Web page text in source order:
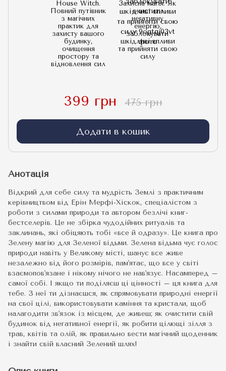
House Witch.
Повний путівник
з магічних
практик для
захисту вашого
будинку,
очищення
простору та
відновлення сил
Захисна магія. Як
очистити
негативну
енергію,
заблокувати
шкідливі впливи
та прийняти свою
силу
399 грн 475 грн
Додати в кошик
Анотація
Відкрий для себе силу та мудрість Землі з практичним
керівництвом від Ерін Мерфі-Хіскок, спеціалістом з
роботи з силами природи та автором безлічі книг-
бестселерів. Це не збірка чудодійних ритуалів та
заклинань, які обіцяють тобі «все й одразу». Це книга про
Зелену магію для Зеленої відьми. Зелена відьма чує голос
природи навіть у Великому місті, шанує все живе
незалежно від його розмірів, пам'ятає, що все у світі
взаємопов'язане і нікому нічого не нав'язує. Насамперед –
самої собі. І якщо ти поділяєш ці цінності – ця книга для
тебе. З неї ти дізнаєшся, як спрямовувати природні енергії
на свої цілі, використовувати каміння та кристали, щоб
налагодити зв'язок із місцем, де живеш; як очистити свій
будинок від негативної енергії, як робити цілющі зілля з
трав, квітів та олій, як правильно вести магічний щоденник
і знайти свій власний Зелений шлях!